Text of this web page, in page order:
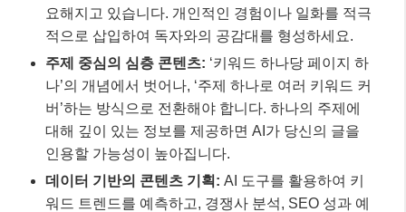
요해지고 있습니다. 개인적인 경험이나 일화를 적극
적으로 삽입하여 독자와의 공감대를 형성하세요.
주제 중심의 심층 콘텐츠: ‘키워드 하나당 페이지 하
나’의 개념에서 벗어나, ‘주제 하나로 여러 키워드 커
버’하는 방식으로 전환해야 합니다. 하나의 주제에
대해 깊이 있는 정보를 제공하면 AI가 당신의 글을
인용할 가능성이 높아집니다.
데이터 기반의 콘텐츠 기획: AI 도구를 활용하여 키
워드 트렌드를 예측하고, 경쟁사 분석, SEO 성과 예